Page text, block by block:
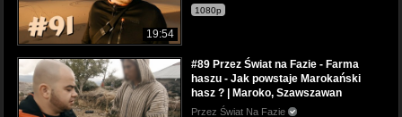
19:54
1080p
#89 Przez Świat na Fazie - Farma
haszu - Jak powstaje Marokański
hasz ? | Maroko, Szawszawan
Przez Świat Na Fazie